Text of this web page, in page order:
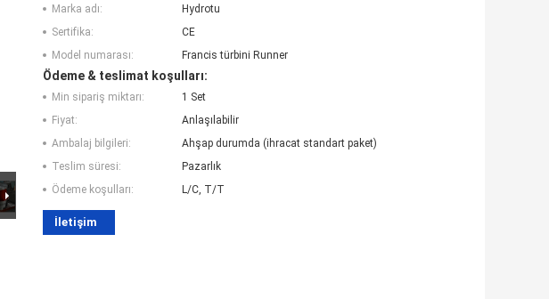
Marka adı:
Hydrotu
Sertifika:
CE
Model numarası:
Francis türbini Runner
Ödeme & teslimat koşulları:
Min sipariş miktarı:
1 Set
Fiyat:
Anlaşılabilir
Ambalaj bilgileri:
Ahşap durumda (ihracat standart paket)
Teslim süresi:
Pazarlık
Ödeme koşulları:
L/C, T/T
İletişim